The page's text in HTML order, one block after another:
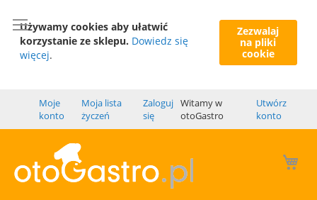
Używamy cookies aby ułatwić
korzystanie ze sklepu. Dowiedz się
więcej.
Zezwalaj
na pliki
cookie
Moje
konto
Moja lista
życzeń
Zaloguj
się
Witamy w
otoGastro
Utwórz
konto